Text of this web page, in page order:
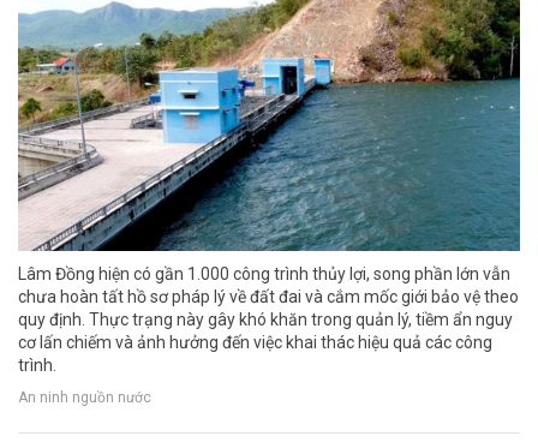
Lâm Đồng hiện có gần 1.000 công trình thủy lợi, song phần lớn vẫn
chưa hoàn tất hồ sơ pháp lý về đất đai và cắm mốc giới bảo vệ theo
quy định. Thực trạng này gây khó khăn trong quản lý, tiềm ẩn nguy
cơ lấn chiếm và ảnh hưởng đến việc khai thác hiệu quả các công
trình.
An ninh nguồn nước